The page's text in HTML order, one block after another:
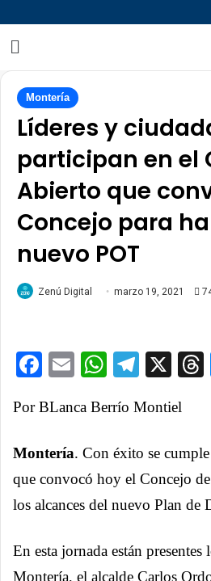
Montería
Líderes y
participan en el
Abierto que
Concejo para
nuevo POT
Zenú Digital marzo 19, 2021
Facebook
Email X
Por BLanca Berrío Montiel
Montería. Con éxito se
que convocó hoy el Concejo
los alcances del nuevo Plan de
En esta jornada están presentes
Montería, el alcalde Carlos